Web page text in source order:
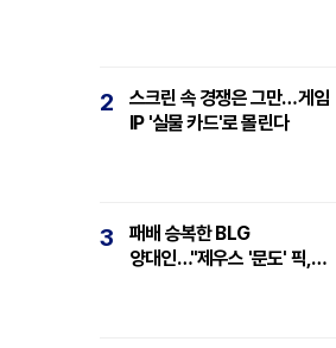
2
스크린 속 경쟁은 그만…게임
IP '실물 카드'로 몰린다
3
패배 승복한 BLG
양대인…"제우스 '문도' 픽,